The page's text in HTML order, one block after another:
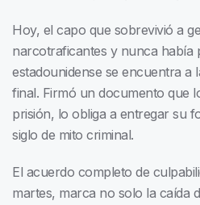
Hoy, el capo que sobrevivió a
narcotraficantes y nunca había
estadounidense se encuentra a
final. Firmó un documento que
prisión, lo obliga a entregar su
siglo de mito criminal.
El acuerdo completo de
martes, marca no solo la caída